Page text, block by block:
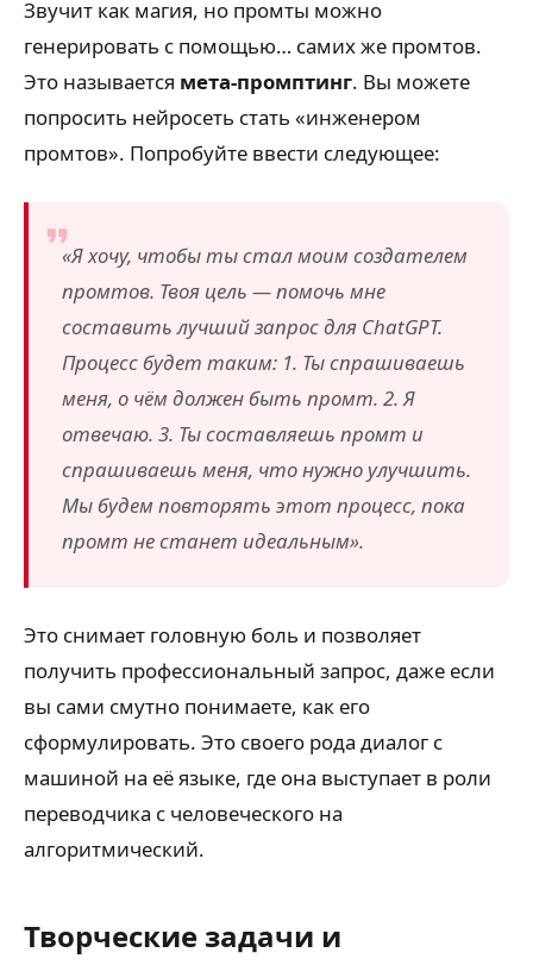
Звучит как магия, но промты можно
генерировать с помощью… самих же промтов.
Это называется мета-промптинг. Вы можете
попросить нейросеть стать «инженером
промтов». Попробуйте ввести следующее:
«Я хочу, чтобы ты стал моим создателем
промтов. Твоя цель — помочь мне
составить лучший запрос для ChatGPT.
Процесс будет таким: 1. Ты спрашиваешь
меня, о чём должен быть промт. 2. Я
отвечаю. 3. Ты составляешь промт и
спрашиваешь меня, что нужно улучшить.
Мы будем повторять этот процесс, пока
промт не станет идеальным».
Это снимает головную боль и позволяет
получить профессиональный запрос, даже если
вы сами смутно понимаете, как его
сформулировать. Это своего рода диалог с
машиной на её языке, где она выступает в роли
переводчика с человеческого на
алгоритмический.
Творческие задачи и